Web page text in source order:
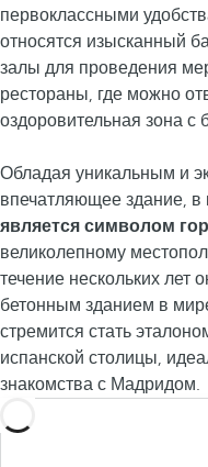
первоклассными
относятся изысканный
залы для проведения
рестораны, где можно
оздоровительная зона
Обладая уникальным и
впечатляющее здание, в
является символом
великолепному
течение нескольких лет
бетонным зданием в
стремится стать
испанской столицы,
знакомства с Мадридом.